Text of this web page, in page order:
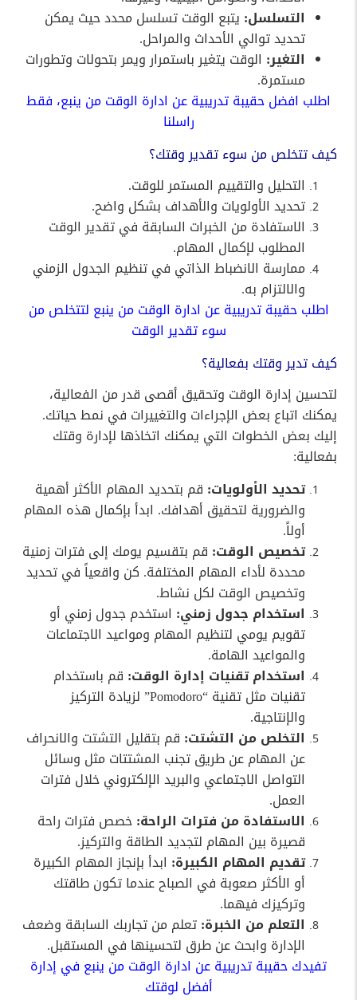
التسلسل: يتبع الوقت تسلسل محدد حيث يمكن
تحديد توالي الأحداث والمراحل.
التغير: الوقت يتغير باستمرار ويمر بتحولات وتطورات
مستمرة.
اطلب افضل حقيبة تدريبية عن ادارة الوقت من ينبع، فقط
راسلنا
كيف تتخلص من سوء تقدير وقتك؟
التحليل والتقييم المستمر للوقت.
تحديد الأولويات والأهداف بشكل واضح.
الاستفادة من الخبرات السابقة في تقدير الوقت
المطلوب لإكمال المهام.
ممارسة الانضباط الذاتي في تنظيم الجدول الزمني
والالتزام به.
اطلب حقيبة تدريبية عن ادارة الوقت من ينبع لتتخلص من
سوء تقدير الوقت
كيف تدير وقتك بفعالية؟
لتحسين إدارة الوقت وتحقيق أقصى قدر من الفعالية،
يمكنك اتباع بعض الإجراءات والتغييرات في نمط حياتك.
إليك بعض الخطوات التي يمكنك اتخاذها لإدارة وقتك
بفعالية:
تحديد الأولويات: قم بتحديد المهام الأكثر أهمية
والضرورية لتحقيق أهدافك. ابدأ بإكمال هذه المهام
أولاً.
تخصيص الوقت: قم بتقسيم يومك إلى فترات زمنية
محددة لأداء المهام المختلفة. كن واقعياً في تحديد
وتخصيص الوقت لكل نشاط.
استخدام جدول زمني: استخدم جدول زمني أو
تقويم يومي لتنظيم المهام ومواعيد الاجتماعات
والمواعيد الهامة.
استخدام تقنيات إدارة الوقت: قم باستخدام
تقنيات مثل تقنية “Pomodoro” لزيادة التركيز
والإنتاجية.
التخلص من التشتت: قم بتقليل التشتت والانحراف
عن المهام عن طريق تجنب المشتتات مثل وسائل
التواصل الاجتماعي والبريد الإلكتروني خلال فترات
العمل.
الاستفادة من فترات الراحة:خصص فترات راحة
قصيرة بين المهام لتجديد الطاقة والتركيز.
تقديم المهام الكبيرة: ابدأ بإنجاز المهام الكبيرة
أو الأكثر صعوبة في الصباح عندما تكون طاقتك
وتركيزك فيهما.
التعلم من الخبرة:تعلم من تجاربك السابقة وضعف
الإدارة وابحث عن طرق لتحسينها في المستقبل.
تفيدك حقيبة تدريبية عن ادارة الوقت من ينبع في إدارة
أفضل لوقتك